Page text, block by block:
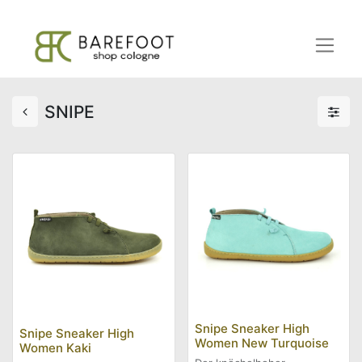
SNIPE
Snipe Sneaker High
Women Kaki
Snipe Sneaker High
Women New Turquoise